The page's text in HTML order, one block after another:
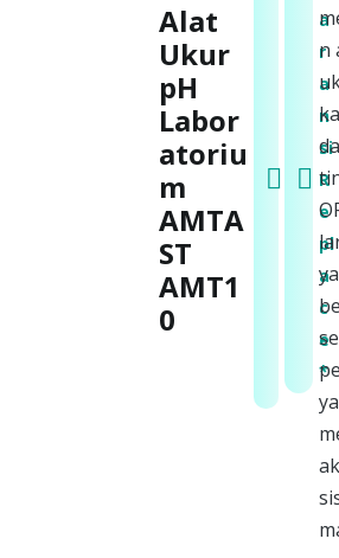
Alat
Ukur
pH
Labor
atoriu
m
AMTA
ST
AMT1
0
*
a
r
a
n
si
R
e
pl
a
c
e
*
n